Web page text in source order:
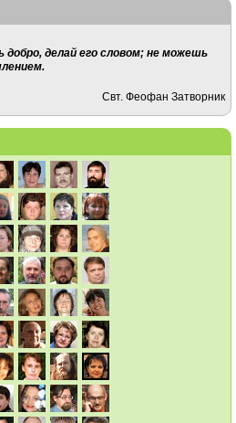
делай его словом; не можешь
Свт. Феофан Затворник